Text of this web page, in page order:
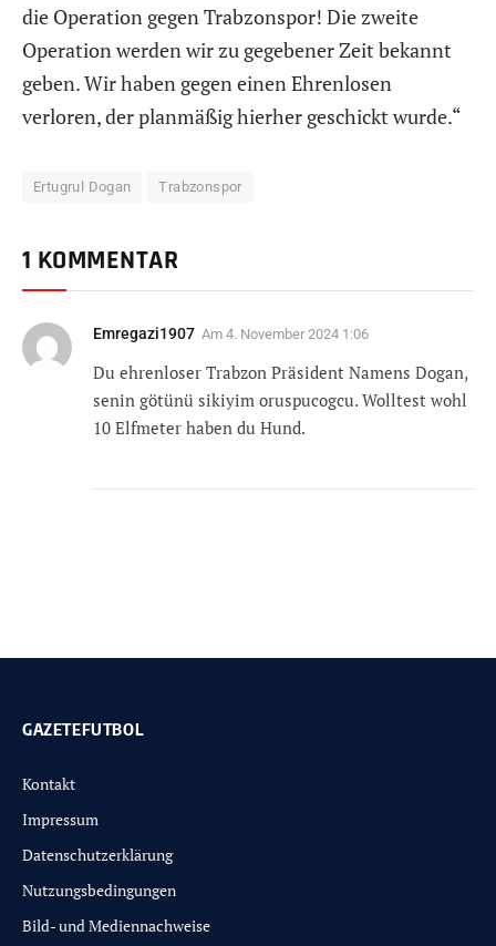
die Operation gegen Trabzonspor! Die zweite
Operation werden wir zu gegebener Zeit bekannt
geben. Wir haben gegen einen Ehrenlosen
verloren, der planmäßig hierher geschickt wurde.“
Ertugrul Dogan Trabzonspor
1 KOMMENTAR
Emregazi1907 Am 4. November 2024 1:06
Du ehrenloser Trabzon Präsident Namens Dogan,
senin götünü sikiyim oruspucogcu. Wolltest wohl
10 Elfmeter haben du Hund.
GAZETEFUTBOL
Kontakt
Impressum
Datenschutzerklärung
Nutzungsbedingungen
Bild- und Mediennachweise